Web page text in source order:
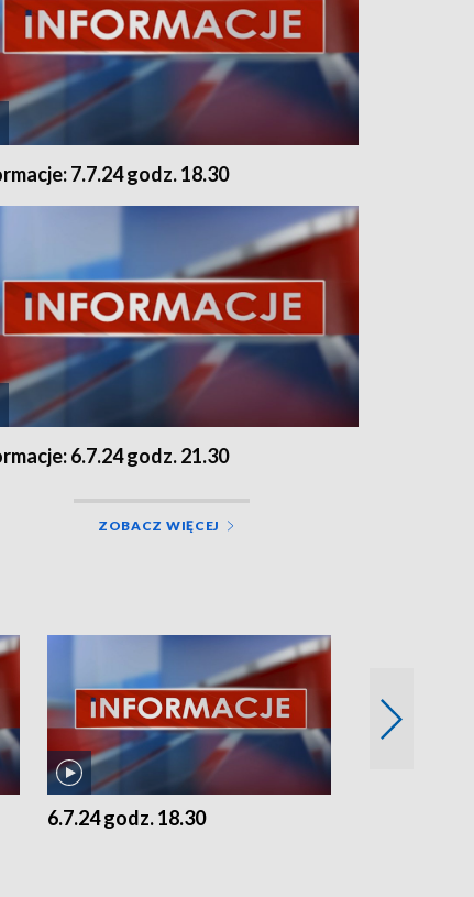
7.7.24 godz. 18.30
6.7.24 godz. 21.30
ZOBACZ WIĘCEJ
6.7.24 godz. 18.30